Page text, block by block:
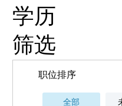
学历
筛选
职位排序
全部